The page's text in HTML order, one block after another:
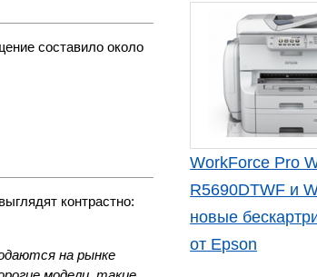
составило около
контрастно:
на рынке
WorkForce Pro
R5690DTWF и
новые
от Epson